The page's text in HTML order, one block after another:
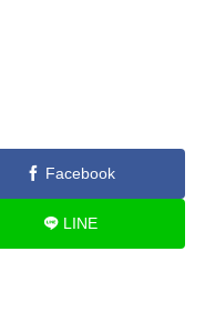
Facebook
LINE